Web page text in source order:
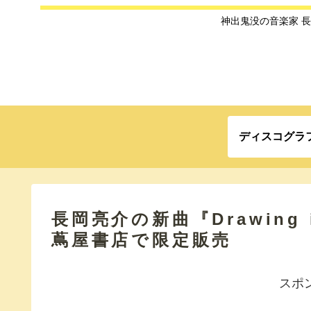
神出鬼没の音楽家
ディスコグラ
長岡亮介の新曲『
蔦屋書店で限定販売
スポ